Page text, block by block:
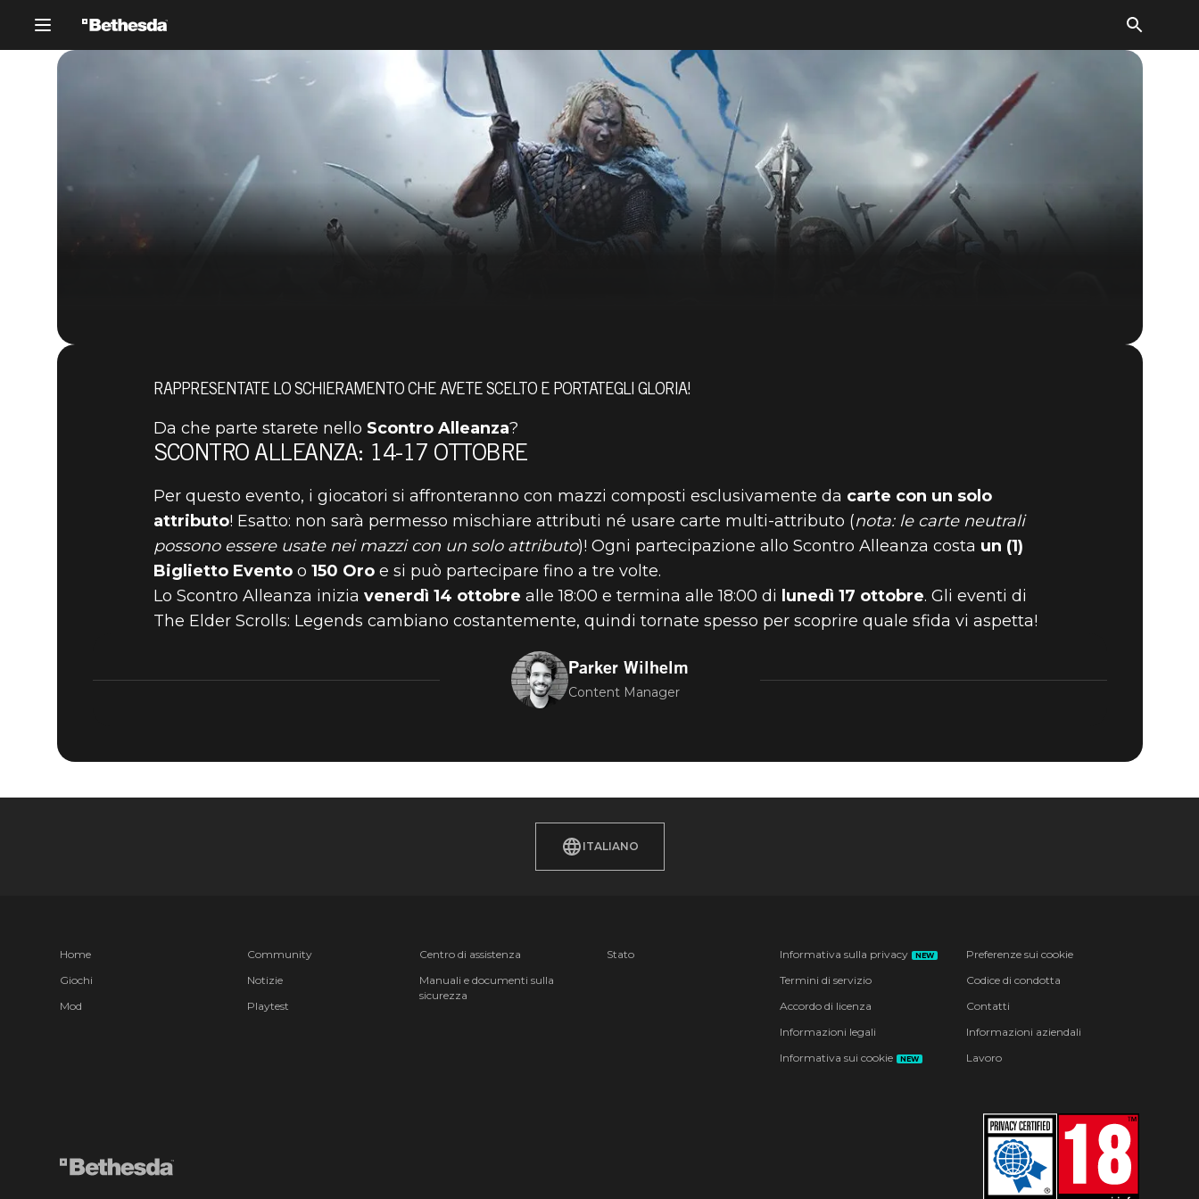
LO SCONTRO ALLEANZA TORNA IL
14 OTTOBRE
RAPPRESENTATE LO SCHIERAMENTO CHE AVETE SCELTO E PORTATEGLI GLORIA!
Da che parte starete nello Scontro Alleanza?
SCONTRO ALLEANZA: 14-17 OTTOBRE
Per questo evento, i giocatori si affronteranno con mazzi composti esclusivamente da carte con un solo
attributo! Esatto: non sarà permesso mischiare attributi né usare carte multi-attributo (nota: le carte neutrali
possono essere usate nei mazzi con un solo attributo)! Ogni partecipazione allo Scontro Alleanza costa un (1)
Biglietto Evento o 150 Oro e si può partecipare fino a tre volte.
Lo Scontro Alleanza inizia venerdì 14 ottobre alle 18:00 e termina alle 18:00 di lunedì 17 ottobre. Gli eventi di
The Elder Scrolls: Legends cambiano costantemente, quindi tornate spesso per scoprire quale sfida vi aspetta!
Parker Wilhelm
Content Manager
ITALIANO
Home
Giochi
Mod
Community
Notizie
Playtest
Centro di assistenza
Manuali e documenti sulla
sicurezza
Stato Informativa sulla privacy NEW
Termini di servizio
Accordo di licenza
Informazioni legali
Informativa sui cookie
NEW
Preferenze sui cookie
Codice di condotta
Contatti
Informazioni aziendali
Lavoro